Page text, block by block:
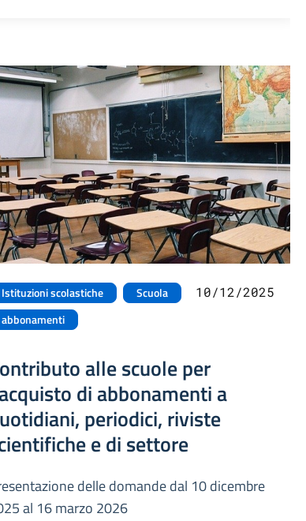
Istituzioni scolastiche
Scuola
abbonamenti
10/12/2025
alle scuole per
di abbonamenti a
periodici, riviste
e di settore
delle domande dal 10 dicembre
al 16 marzo 2026